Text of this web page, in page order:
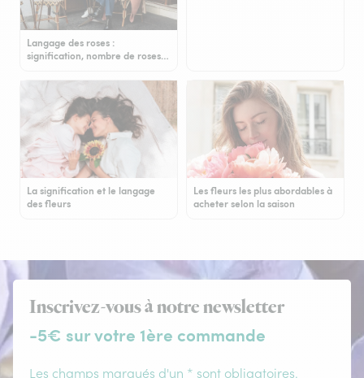
Langage des roses :
signification, nombre de roses…
La signification et le langage
des fleurs
Les fleurs les plus abordables à
acheter selon la saison
Inscrivez-vous à notre newsletter
-5€ sur votre 1ère commande
Les champs marqués d'un * sont obligatoires.